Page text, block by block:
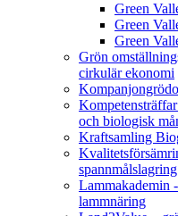
Green
Green
Green
Grön
cirkulär ekonomi
och biologisk
Kraftsamling
spannmålslagring
Lammakademin
lammnäring